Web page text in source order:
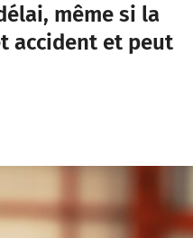
même si la
accident et peut